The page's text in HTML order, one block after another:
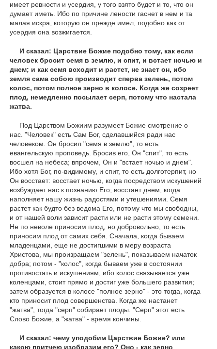
имеет ревности и усердия, у того взято будет и то, что он
думает иметь. Ибо по причине лености гаснет в нем и та
малая искра, которую он прежде имел, подобно как от
усердия она возжигается.
И сказал: Царствие Божие подобно тому, как если
человек бросит семя в землю, и спит, и встает ночью и
днем; и как семя всходит и растет, не знает он, ибо
земля сама собою производит сперва зелень, потом
колос, потом полное зерно в колосе. Когда же созреет
плод, немедленно посылает серп, потому что настала
жатва.
Под Царством Божиим разумеет Божие смотрение о
нас. "Человек" есть Сам Бог, сделавшийся ради нас
человеком. Он бросил "семя в землю", то есть
евангельскую проповедь. Бросив его, Он "спит", то есть
восшел на небеса; впрочем, Он и "встает ночью и днем".
Ибо хотя Бог, по-видимому, и спит, то есть долготерпит, но
Он восстает: восстает ночью, когда посредством искушений
возбуждает нас к познанию Его; восстает днем, когда
наполняет нашу жизнь радостями и утешениями. Семя
растет как будто без ведома Его, потому что мы свободны,
и от нашей воли зависит расти или не расти этому семени.
Не по неволе приносим плод, но добровольно, то есть
приносим плод от самих себя. Сначала, когда бываем
младенцами, еще не достигшими в меру возраста
Христова, мы произращаем "зелень", показываем начаток
добра; потом - "колос", когда бываем уже в состоянии
противостать и искушениям, ибо колос связывается уже
коленцами, стоит прямо и достиг уже большего развития;
затем образуется в колосе "полное зерно" - это тогда, когда
кто приносит плод совершенства. Когда же настанет
"жатва", тогда "серп" собирает плоды. "Серп" этот есть
Слово Божие, а "жатва" - время кончины.
И сказал: чему уподобим Царствие Божие? или
какою притчею изобразим его? Оно - как зерно